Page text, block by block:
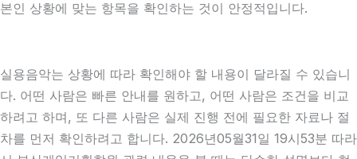
본인 상황에 맞는 항목을 확인하는 것이 안정적입니다.
실용음악는 상황에 따라 확인해야 할 내용이 달라질 수 있습니
다. 어떤 사람은 빠른 안내를 원하고, 어떤 사람은 조건을 비교
하려고 하며, 또 다른 사람은 실제 진행 전에 필요한 자료나 절
차를 먼저 확인하려고 합니다. 2026년05월31일 19시53분 따라